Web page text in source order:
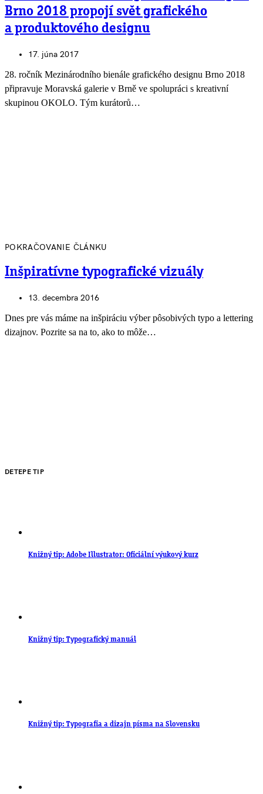
Brno 2018 propojí svět grafického
a produktového designu
17. júna 2017
28. ročník Mezinárodního bienále grafického designu Brno 2018
připravuje Moravská galerie v Brně ve spolupráci s kreativní
skupinou OKOLO. Tým kurátorů…
POKRAČOVANIE ČLÁNKU
Inšpiratívne typografické vizuály
13. decembra 2016
Dnes pre vás máme na inšpiráciu výber pôsobivých typo a lettering
dizajnov. Pozrite sa na to, ako to môže…
DETEPE TIP
Knižný tip: Adobe Illustrator: Oficiální výukový kurz
Knižný tip: Typografický manuál
Knižný tip: Typografia a dizajn písma na Slovensku